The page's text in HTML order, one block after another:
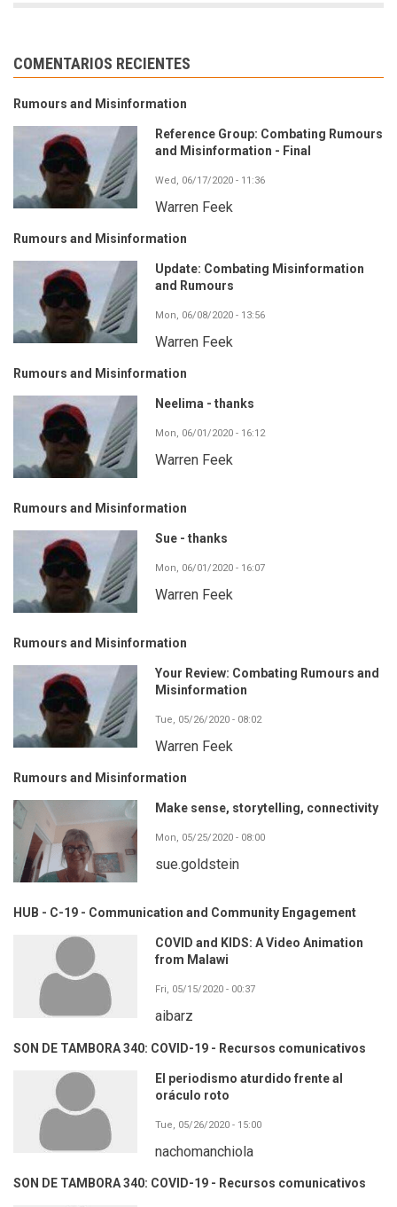
COMENTARIOS RECIENTES
Rumours and Misinformation
Reference Group: Combating Rumours
and Misinformation - Final
Wed, 06/17/2020 - 11:36
Warren Feek
Rumours and Misinformation
Update: Combating Misinformation
and Rumours
Mon, 06/08/2020 - 13:56
Warren Feek
Rumours and Misinformation
Neelima - thanks
Mon, 06/01/2020 - 16:12
Warren Feek
Rumours and Misinformation
Sue - thanks
Mon, 06/01/2020 - 16:07
Warren Feek
Rumours and Misinformation
Your Review: Combating Rumours and
Misinformation
Tue, 05/26/2020 - 08:02
Warren Feek
Rumours and Misinformation
Make sense, storytelling, connectivity
Mon, 05/25/2020 - 08:00
sue.goldstein
HUB - C-19 - Communication and Community Engagement
COVID and KIDS: A Video Animation
from Malawi
Fri, 05/15/2020 - 00:37
aibarz
SON DE TAMBORA 340: COVID-19 - Recursos comunicativos
El periodismo aturdido frente al
oráculo roto
Tue, 05/26/2020 - 15:00
nachomanchiola
SON DE TAMBORA 340: COVID-19 - Recursos comunicativos